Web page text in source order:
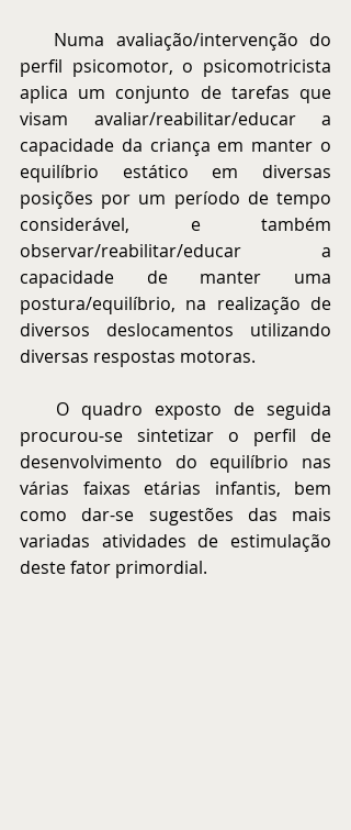
perfil psicomotor, o psicomotricista
aplica um conjunto de tarefas que
visam avaliar/reabilitar/educar a
capacidade da criança em manter o
equilíbrio estático em diversas
posições por um período de tempo
considerável, e também
observar/reabilitar/educar a
capacidade de manter uma
postura/equilíbrio, na realização de
diversos deslocamentos utilizando
diversas respostas motoras.
procurou-se sintetizar o perfil de
desenvolvimento do equilíbrio nas
várias faixas etárias infantis, bem
como dar-se sugestões das mais
variadas atividades de estimulação
deste fator primordial.